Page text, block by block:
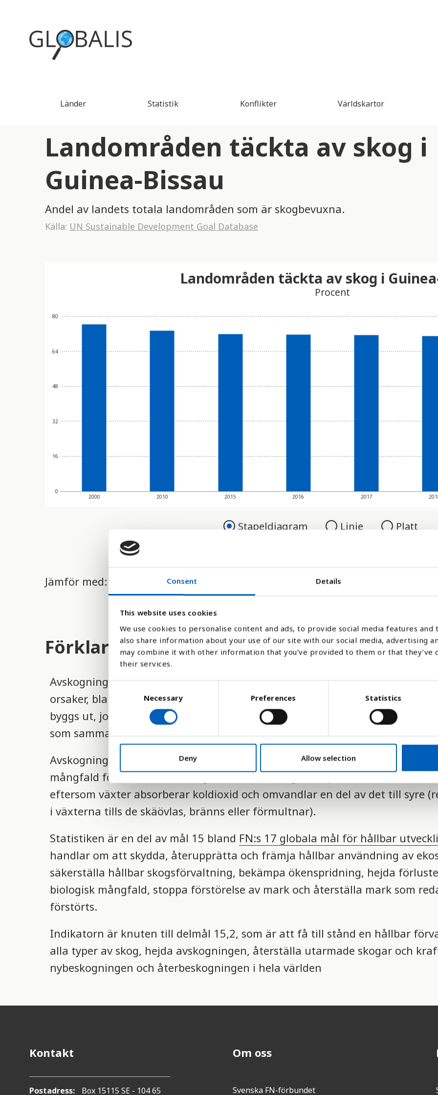
Consent Details
This website uses cookies
We use cookies to personalise content and ads, to provide social media features and
also share information about your use of our site with our social media, advertising
may combine it with other information that you’ve provided to them or that they’ve
their services.
e
e
l
c
i
n
Necessary Preferences Statistics
Deny Allow selection
Länder Statistik Konflikter Världskartor
Landområden täckta av skog i
Guinea-Bissau
Andel av landets totala landområden som är skogbevuxna.
Källa: UN Sustainable Development Goal Database
0
16
32
48
64
80
2000 2010 2015 2016 2017
Landområden täckta av skog i
Procent
Stapeldiagram Linje Platt
Jämför med:
Förklaring
Avskogning är ett enormt problem i stora delar av världen. Skogen
orsaker, bland annat på grund av att städer, industrier, vägar och annan
byggs ut, jordbruk och för att få ved att elda med. Varje år förlorar Afrika
som sammanlagt är lika stora som Belgien.
Avskogning skapar flera problem, bland annat att djurarter försvinner och
mångfald försämras. Men skogen är också viktig i kampen mot
eftersom växter absorberar koldioxid och omvandlar en del av det till syre
i växterna tills de skäövlas, bränns eller förmultnar).
Statistiken är en del av mål 15 bland FN:s 17 globala mål för hållbar
handlar om att skydda, återupprätta och främja hållbar användning av
säkerställa hållbar skogsförvaltning, bekämpa ökenspridning, hejda
biologisk mångfald, stoppa förstörelse av mark och återställa mark som
förstörts.
Indikatorn är knuten till delmål 15,2, som är att få till stånd en hållbar
alla typer av skog, hejda avskogningen, återställa utarmade skogar och
nybeskogningen och återbeskogningen i hela världen
Kontakt
Postadress: Box 15115 SE - 104 65
Om oss
Svenska FN-förbundet